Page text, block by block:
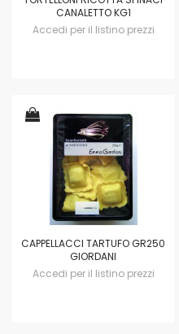
CANALETTO KG1
Accedi per il listino prezzi
CAPPELLACCI TARTUFO GR250
GIORDANI
Accedi per il listino prezzi